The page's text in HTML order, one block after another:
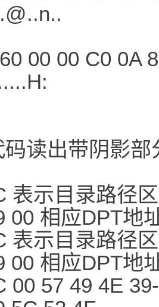
00 00 C0 0A
码读出带阴影
表示目录路径
00 相应DPT地
表示目录路径
00 相应DPT地
00 57 49 4E